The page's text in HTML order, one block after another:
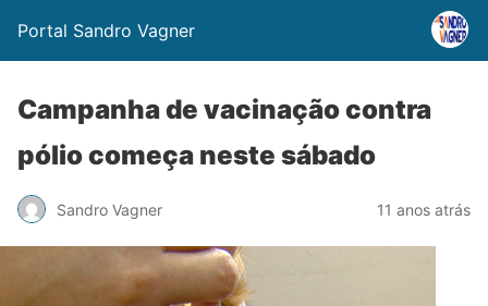
Portal Sandro Vagner
Campanha de vacinação contra
pólio começa neste sábado
Sandro Vagner 11 anos atrás